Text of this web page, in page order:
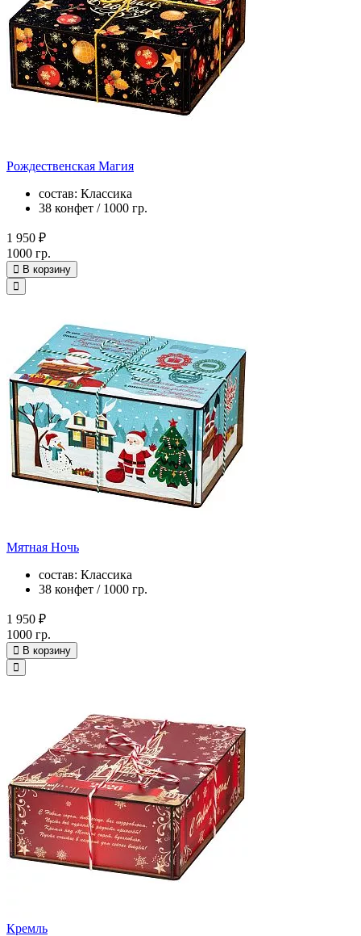
Рождественская Магия
состав: Классика
38 конфет / 1000 гр.
1 950 ₽
1000 гр.
В корзину
Мятная Ночь
состав: Классика
38 конфет / 1000 гр.
1 950 ₽
1000 гр.
В корзину
Кремль